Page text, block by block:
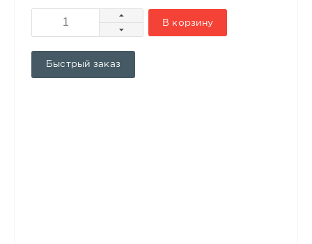
В корзину
Быстрый заказ